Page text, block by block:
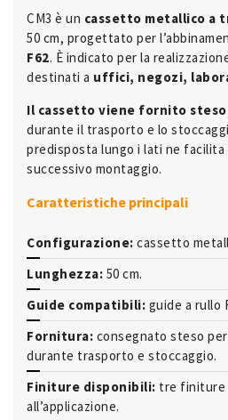
CM3 è un cassetto metallico a
50 cm, progettato per
F62. È indicato per la
destinati a uffici, negozi,
Il cassetto viene fornito
durante il trasporto e lo
predisposta lungo i lati ne facilita
successivo montaggio.
Caratteristiche principali
Configurazione: cassetto
Lunghezza: 50 cm.
Guide compatibili: guide a rullo
Fornitura: consegnato steso
durante trasporto e stoccaggio.
Finiture disponibili: tre finiture
all’applicazione.